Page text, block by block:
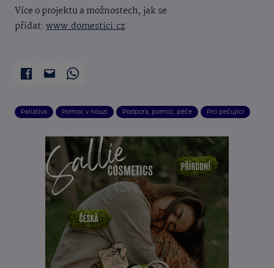
Více o projektu a možnostech, jak se
přidat: www.domestici.cz
Paliativa Pomoc v nouzi Podpora, pomoc, péče Pro pečující